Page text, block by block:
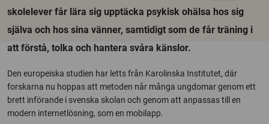
skolelever får lära sig upptäcka psykisk ohälsa hos sig
själva och hos sina vänner, samtidigt som de får träning i
att förstå, tolka och hantera svåra känslor.
Den europeiska studien har letts från Karolinska Institutet, där
forskarna nu hoppas att metoden når många ungdomar genom ett
brett införande i svenska skolan och genom att anpassas till en
modern internetlösning, som en mobilapp.